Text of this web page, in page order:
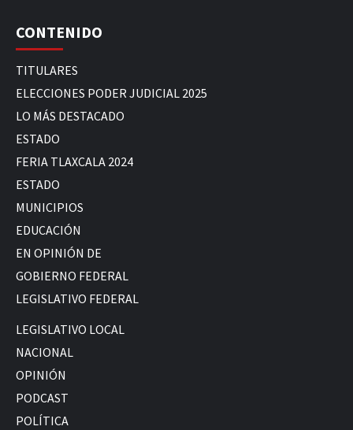
CONTENIDO
TITULARES
ELECCIONES PODER JUDICIAL 2025
LO MÁS DESTACADO
ESTADO
FERIA TLAXCALA 2024
ESTADO
MUNICIPIOS
EDUCACIÓN
EN OPINIÓN DE
GOBIERNO FEDERAL
LEGISLATIVO FEDERAL
LEGISLATIVO LOCAL
NACIONAL
OPINIÓN
PODCAST
POLÍTICA